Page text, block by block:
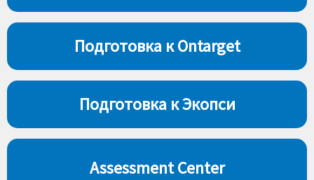
Подготовка к Ontarget
Подготовка к Экопси
Assessment Center